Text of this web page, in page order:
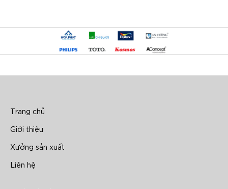
Trang chủ
Giới thiệu
Xưởng sản xuất
Liên hệ